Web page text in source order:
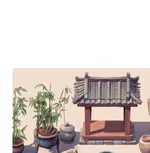
Frisuren-Wechsler
Kleiderbügel
KI-Baby